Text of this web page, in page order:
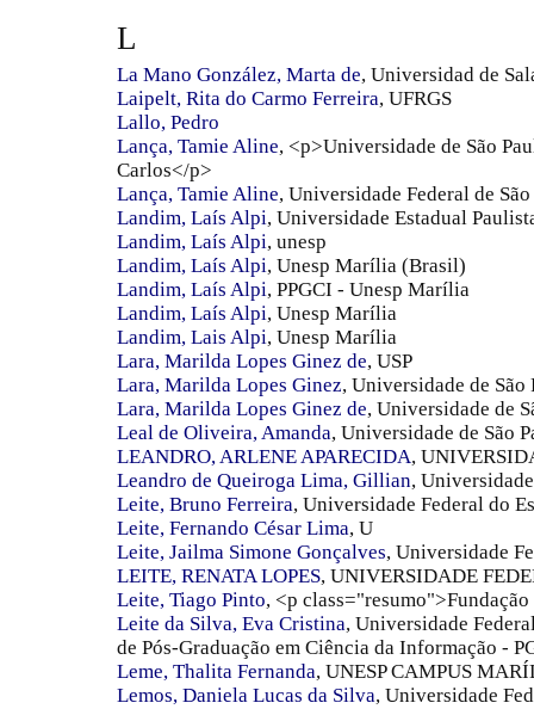
L
La Mano González, Marta de, Universidad de
Laipelt, Rita do Carmo Ferreira, UFRGS
Lallo, Pedro
Lança, Tamie Aline, <p>Universidade de São
Carlos</p>
Lança, Tamie Aline, Universidade Federal de
Landim, Laís Alpi, Universidade Estadual
Landim, Laís Alpi, unesp
Landim, Laís Alpi, Unesp Marília (Brasil)
Landim, Laís Alpi, PPGCI - Unesp Marília
Landim, Laís Alpi, Unesp Marília
Landim, Lais Alpi, Unesp Marília
Lara, Marilda Lopes Ginez de, USP
Lara, Marilda Lopes Ginez, Universidade de São
Lara, Marilda Lopes Ginez de, Universidade de
Leal de Oliveira, Amanda, Universidade de São
LEANDRO, ARLENE APARECIDA,
Leandro de Queiroga Lima, Gillian,
Leite, Bruno Ferreira, Universidade Federal do
Leite, Fernando César Lima, U
Leite, Jailma Simone Gonçalves, Universidade
LEITE, RENATA LOPES, UNIVERSIDADE
Leite, Tiago Pinto, <p
Leite da Silva, Eva Cristina, Universidade
de Pós-Graduação em Ciência da Informação -
Leme, Thalita Fernanda, UNESP CAMPUS
Lemos, Daniela Lucas da Silva, Universidade